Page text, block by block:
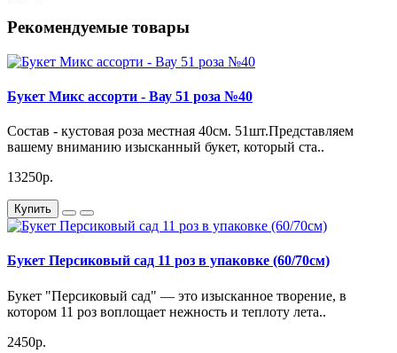
Рекомендуемые товары
Букет Микс ассорти - Вау 51 роза №40
Состав - кустовая роза местная 40см. 51шт.Представляем
вашему вниманию изысканный букет, который ста..
13250р.
Купить
Букет Персиковый сад 11 роз в упаковке (60/70см)
Букет "Персиковый сад" — это изысканное творение, в
котором 11 роз воплощает нежность и теплоту лета..
2450р.